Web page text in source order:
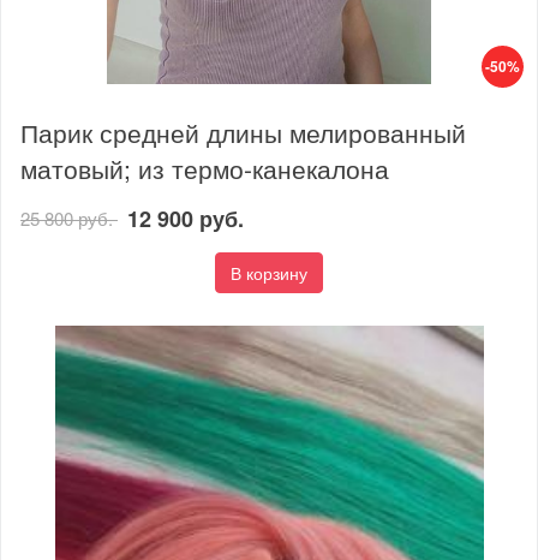
-50%
Парик средней длины мелированный
матовый; из термо-канекалона
25 800 руб. 12 900 руб.
В корзину